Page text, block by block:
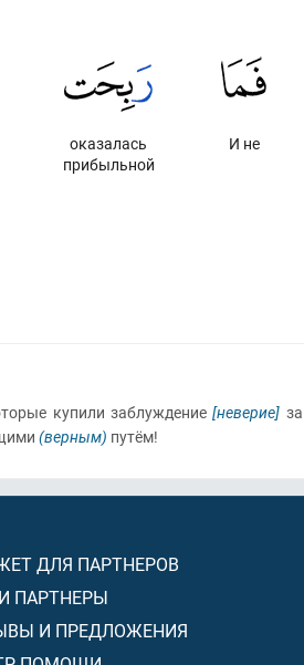
И не
оказалась
прибыльной
купили заблуждение[неверие]
(верным) путём!
ДЛЯ ПАРТНЕРОВ
ПАРТНЕРЫ
И ПРЕДЛОЖЕНИЯ